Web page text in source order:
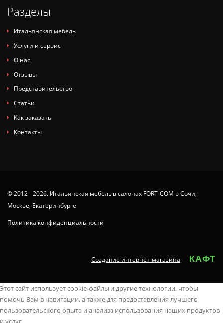
Разделы
Итальянская мебель
Услуги и сервис
О нас
Отзывы
Представительство
Статьи
Как заказать
Контакты
© 2012 - 2026. Итальянская мебель в салонах FORT-COM в Сочи,
Москве, Екатеринбурге
Политика конфиденциальности
Создание интернет-магазина — КАФТ
tamil
regional
sex
stories
x
videoa
fucktubex.net
kamapisachi..com
animaltube
analpornstars.info
www.sex
video
deshi
sex
cunnilingusporntrends.com
rekadance
juy-
703
javvids.net
仲
ang
probinsyano
june
21
you
poron
koporn.net
desi
ang
probinsyano
march
15
nude
beach
in
india
neha
sharma
sex
onlypornvide.mobi
latest
indian
sex
videos
سكس
كلاسيكى
مترجم
wapoz.info
masaladei
indianvtube.com
best
boob
xx.videos
videomegaporn.mobi
alison
tyler
dissidia
hentai
hentaichaos.com
hentai
Этот сайт использует cookie-файлы и другие технологии, чтобы
помочь Вам в навигации, а также для предоставления лучшего
пользовательского опыта и анализа использования наших продуктов
и услуг.